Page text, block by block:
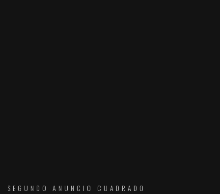
SEGUNDO ANUNCIO CUADRADO